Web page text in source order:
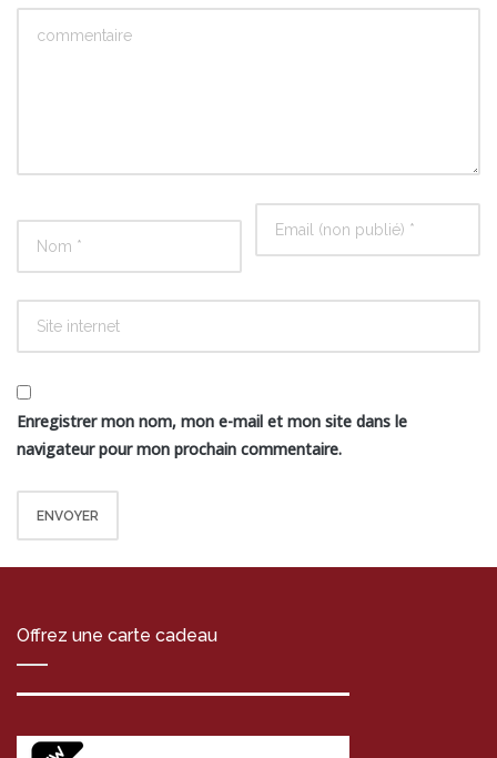
Enregistrer mon nom, mon e-mail et mon site dans le
navigateur pour mon prochain commentaire.
Offrez une carte cadeau